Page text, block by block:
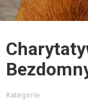
Kategorie